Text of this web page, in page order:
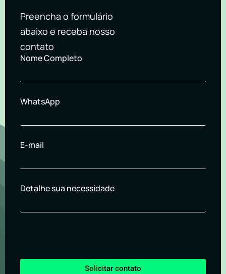
Preencha o formulário
abaixo e receba nosso
contato
Nome Completo
WhatsApp
E-mail
Detalhe sua necessidade
Solicitar contato